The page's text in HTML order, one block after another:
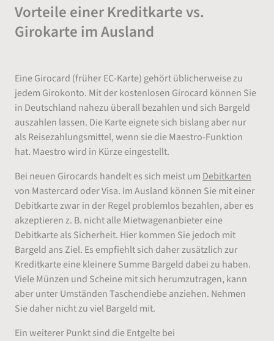
Vorteile einer Kreditkarte vs.
Girokarte im Ausland
Eine Girocard (früher EC-Karte) gehört üblicherweise zu
jedem Girokonto. Mit der kostenlosen Girocard können Sie
in Deutschland nahezu überall bezahlen und sich Bargeld
auszahlen lassen. Die Karte eignete sich bislang aber nur
als Reisezahlungsmittel, wenn sie die Maestro-Funktion
hat. Maestro wird in Kürze eingestellt.
Bei neuen Girocards handelt es sich meist um Debitkarten
von Mastercard oder Visa. Im Ausland können Sie mit einer
Debitkarte zwar in der Regel problemlos bezahlen, aber es
akzeptieren z. B. nicht alle Mietwagenanbieter eine
Debitkarte als Sicherheit. Hier kommen Sie jedoch mit
Bargeld ans Ziel. Es empfiehlt sich daher zusätzlich zur
Kreditkarte eine kleinere Summe Bargeld dabei zu haben.
Viele Münzen und Scheine mit sich herumzutragen, kann
aber unter Umständen Taschendiebe anziehen. Nehmen
Sie daher nicht zu viel Bargeld mit.
Ein weiterer Punkt sind die Entgelte bei